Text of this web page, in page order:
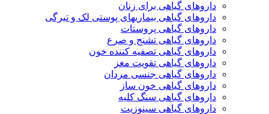
داروهای گیاهی برای زنان
داروهای گیاهی بیماریهای پوستی لک و تیرگی
داروهای گیاهی پروستات
داروهای گیاهی تشنج و صرع
داروهای گیاهی تصفیه کننده خون
داروهای گیاهی تقویت مغز
داروهای گیاهی جنسی مردان
داروهای گیاهی خون ساز
داروهای گیاهی سنگ کلیه
داروهای گیاهی سینوزیت